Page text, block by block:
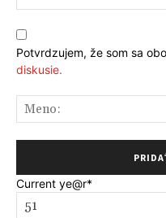
Potvrdzujem, že som sa
diskusie.
Current ye@r*